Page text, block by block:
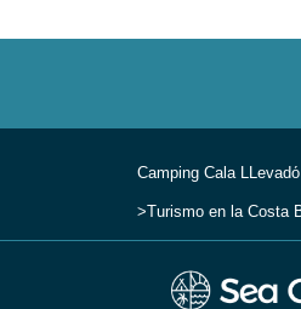
Camping Cala LLevadо́
Turismo en la Costa